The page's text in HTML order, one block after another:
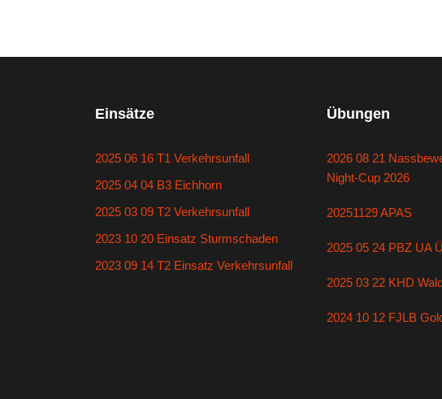
Einsätze
2025 06 16 T1 Verkehrsunfall
2025 04 04 B3 Eichhorn
2025 03 09 T2 Verkehrsunfall
2023 10 20 Einsatz Sturmschaden
2023 09 14 T2 Einsatz Verkehrsunfall
Übungen
2026 08 21
Night-Cup 2026
20251129 APAS
2025 05 24 PBZ UA
2025 03 22 KHD
2024 10 12 FJLB